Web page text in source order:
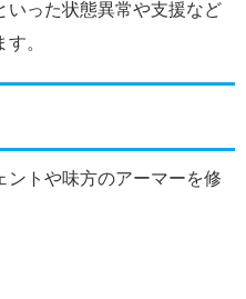
いった状態異常や支援など
。
ントや味方のアーマーを修